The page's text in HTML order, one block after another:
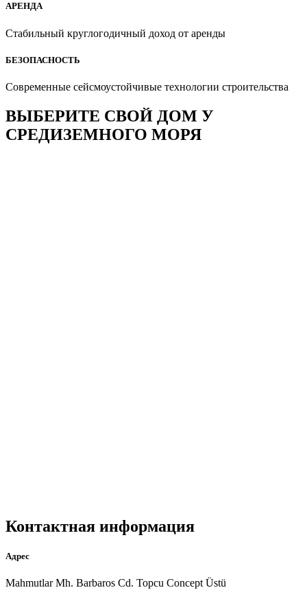
АРЕНДА
Стабильный круглогодичный доход от аренды
БЕЗОПАСНОСТЬ
Современные сейсмоустойчивые технологии строительства
ВЫБЕРИТЕ СВОЙ ДОМ У
СРЕДИЗЕМНОГО МОРЯ
Контактная информация
Адрес
Mahmutlar Mh. Barbaros Cd. Topcu Concept Üstü